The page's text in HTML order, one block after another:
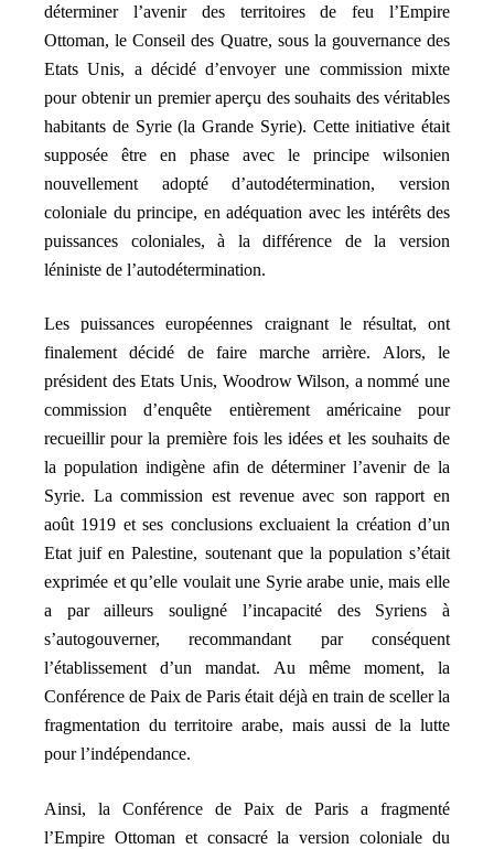
déterminer l’avenir des territoires de feu l’Empire
Ottoman, le Conseil des Quatre, sous la gouvernance des
Etats Unis, a décidé d’envoyer une commission mixte
pour obtenir un premier aperçu des souhaits des véritables
habitants de Syrie (la Grande Syrie). Cette initiative était
supposée être en phase avec le principe wilsonien
nouvellement adopté d’autodétermination, version
coloniale du principe, en adéquation avec les intérêts des
puissances coloniales, à la différence de la version
léniniste de l’autodétermination.
Les puissances européennes craignant le résultat, ont
finalement décidé de faire marche arrière. Alors, le
président des Etats Unis, Woodrow Wilson, a nommé une
commission d’enquête entièrement américaine pour
recueillir pour la première fois les idées et les souhaits de
la population indigène afin de déterminer l’avenir de la
Syrie. La commission est revenue avec son rapport en
août 1919 et ses conclusions excluaient la création d’un
Etat juif en Palestine, soutenant que la population s’était
exprimée et qu’elle voulait une Syrie arabe unie, mais elle
a par ailleurs souligné l’incapacité des Syriens à
s’autogouverner, recommandant par conséquent
l’établissement d’un mandat. Au même moment, la
Conférence de Paix de Paris était déjà en train de sceller la
fragmentation du territoire arabe, mais aussi de la lutte
pour l’indépendance.
Ainsi, la Conférence de Paix de Paris a fragmenté
l’Empire Ottoman et consacré la version coloniale du